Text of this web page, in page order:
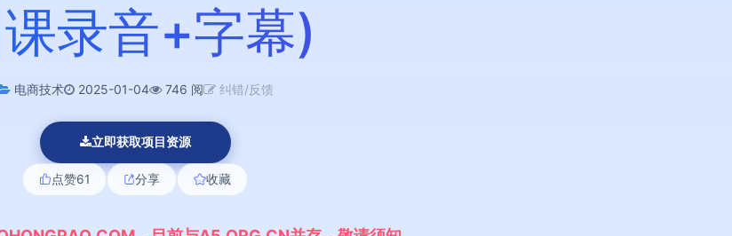
录音+字幕)
电商技术 2025-01-04 746 阅 纠错/反馈
立即获取项目资源
点赞61 分享 收藏